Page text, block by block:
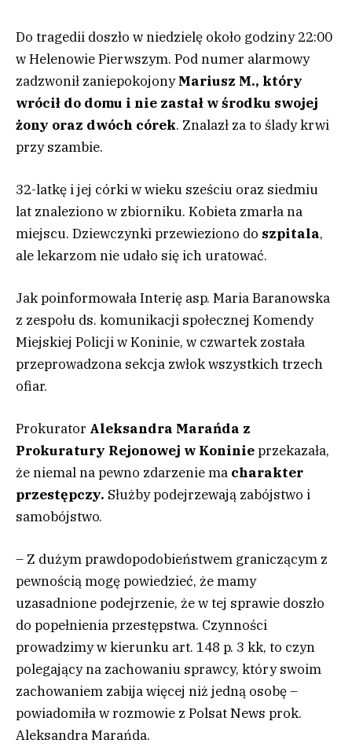
Do tragedii doszło w niedzielę około godziny 22:00
w Helenowie Pierwszym. Pod numer alarmowy
zadzwonił zaniepokojonyMariusz M., który
wrócił do domu i nie zastał w środku swojej
żony oraz dwóch córek. Znalazł za to ślady krwi
przy szambie.
32-latkę i jej córki w wieku sześciu oraz siedmiu
lat znaleziono w zbiorniku. Kobieta zmarła na
miejscu. Dziewczynki przewieziono do szpitala,
ale lekarzom nie udało się ich uratować.
Jak poinformowała Interię asp. Maria Baranowska
z zespołu ds. komunikacji społecznej Komendy
Miejskiej Policji w Koninie, w czwartek została
przeprowadzona sekcja zwłok wszystkich trzech
ofiar.
Prokurator Aleksandra Marańda z
Prokuratury Rejonowej w Koninieprzekazała,
że niemal na pewno zdarzenie ma charakter
przestępczy. Służby podejrzewają zabójstwo i
samobójstwo.
– Z dużym prawdopodobieństwem graniczącym z
pewnością mogę powiedzieć, że mamy
uzasadnione podejrzenie, że w tej sprawie doszło
do popełnienia przestępstwa. Czynności
prowadzimy w kierunku art. 148 p. 3 kk, to czyn
polegający na zachowaniu sprawcy, który swoim
zachowaniem zabija więcej niż jedną osobę –
powiadomiła w rozmowie z Polsat News prok.
Aleksandra Marańda.